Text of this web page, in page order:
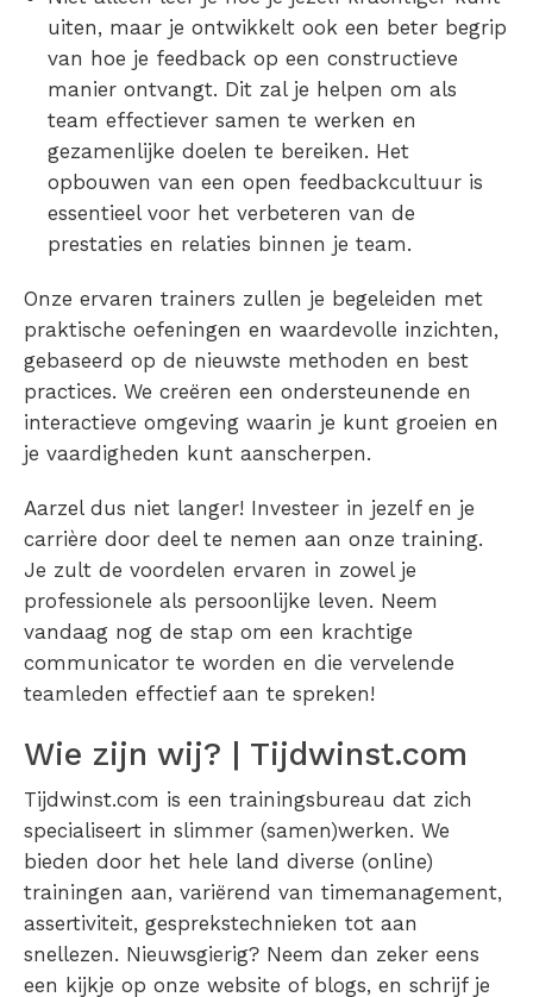
uiten, maar je ontwikkelt ook een beter begrip
van hoe je feedback op een constructieve
manier ontvangt. Dit zal je helpen om als
team effectiever samen te werken en
gezamenlijke doelen te bereiken. Het
opbouwen van een open feedbackcultuur is
essentieel voor het verbeteren van de
prestaties en relaties binnen je team.
Onze ervaren trainers zullen je begeleiden met
praktische oefeningen en waardevolle inzichten,
gebaseerd op de nieuwste methoden en best
practices. We creëren een ondersteunende en
interactieve omgeving waarin je kunt groeien en
je vaardigheden kunt aanscherpen.
Aarzel dus niet langer! Investeer in jezelf en je
carrière door deel te nemen aan onze training.
Je zult de voordelen ervaren in zowel je
professionele als persoonlijke leven. Neem
vandaag nog de stap om een krachtige
communicator te worden en die vervelende
teamleden effectief aan te spreken!
Wie zijn wij? | Tijdwinst.com
Tijdwinst.com is een trainingsbureau dat zich
specialiseert in slimmer (samen)werken. We
bieden door het hele land diverse (online)
trainingen aan, variërend van timemanagement,
assertiviteit, gesprekstechnieken tot aan
snellezen. Nieuwsgierig? Neem dan zeker eens
een kijkje op onze website of blogs, en schrijf je